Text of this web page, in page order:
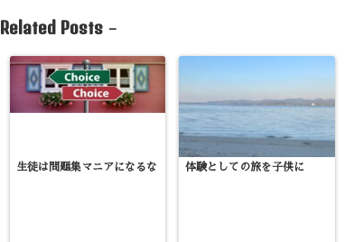
Related Posts-
生徒は問題集マニアになるな 体験としての旅を子供に